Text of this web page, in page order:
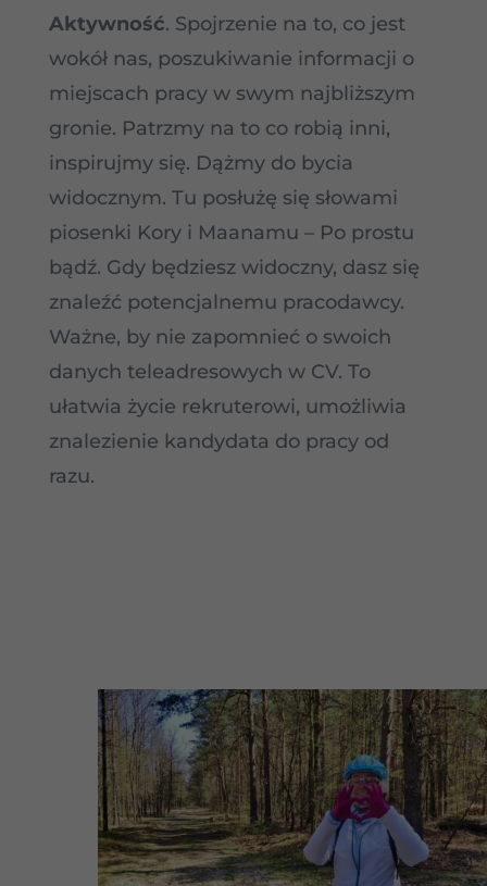
Aktywność. Spojrzenie na to, co jest
wokół nas, poszukiwanie informacji o
miejscach pracy w swym najbliższym
gronie. Patrzmy na to co robią inni,
inspirujmy się. Dążmy do bycia
widocznym. Tu posłużę się słowami
piosenki Kory i Maanamu – Po prostu
bądź. Gdy będziesz widoczny, dasz się
znaleźć potencjalnemu pracodawcy.
Ważne, by nie zapomnieć o swoich
danych teleadresowych w CV. To
ułatwia życie rekruterowi, umożliwia
znalezienie kandydata do pracy od
razu.